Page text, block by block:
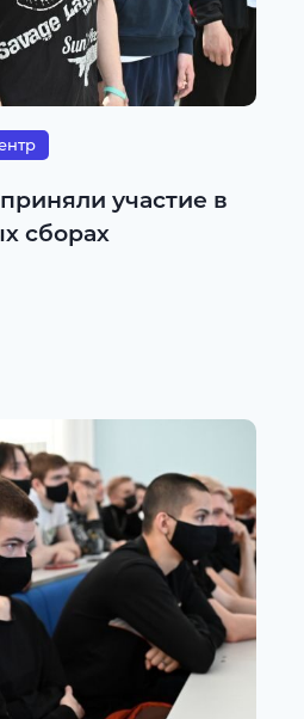
участие в
сборах